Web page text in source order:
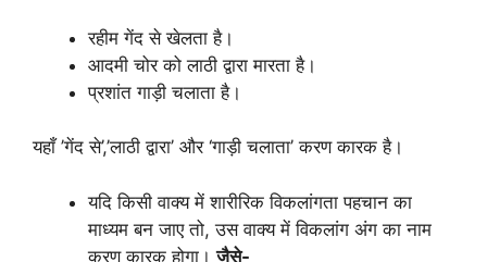
रहीम गेंद से खेलता है।
आदमी चोर को लाठी द्वारा मारता है।
प्रशांत गाड़ी चलाता है।
यहाँ ’गेंद से’,’लाठी द्वारा’ और ‘गाड़ी चलाता’ करण कारक है।
यदि किसी वाक्य में शारीरिक विकलांगता पहचान का
माध्यम बन जाए तो, उस वाक्य में विकलांग अंग का नाम
करण कारक होगा।जैसे-